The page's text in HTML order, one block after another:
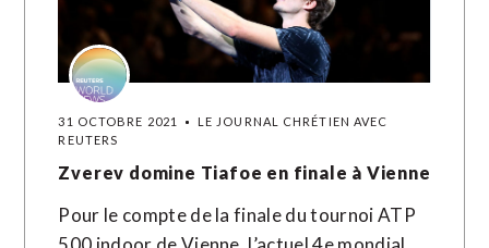
31 OCTOBRE 2021
LE JOURNAL CHRÉTIEN AVEC
REUTERS
Zverev domine Tiafoe en finale à Vienne
Pour le compte de la finale du tournoi ATP